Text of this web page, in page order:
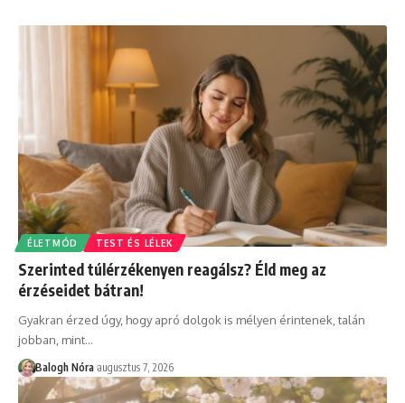
ÉLETMÓD TEST ÉS LÉLEK
Szerinted túlérzékenyen reagálsz? Éld meg az
érzéseidet bátran!
Gyakran érzed úgy, hogy apró dolgok is mélyen érintenek, talán
jobban, mint…
Balogh Nóra augusztus 7, 2026